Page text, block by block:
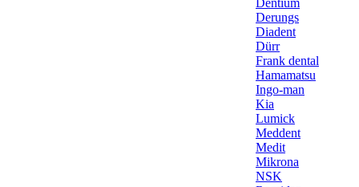
Dentium
Derungs
Diadent
Dürr
Frank dental
Hamamatsu
Ingo-man
Kia
Lumick
Meddent
Medit
Mikrona
NSK